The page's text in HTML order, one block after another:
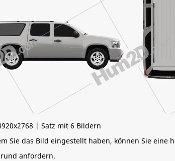
| Satz mit 6 Bildern
Sie das Bild eingestellt haben, können Sie eine
anfordern.